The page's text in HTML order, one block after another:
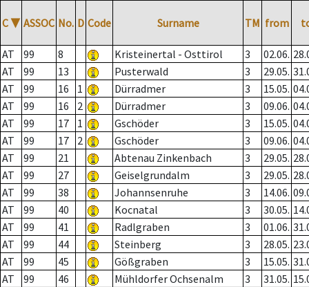
C ▼ ASSOC No. D Code Surname TM from
AT 99 8 Kristeinertal - Osttirol 3 02.06.
AT
99 13 Pusterwald 3 29.05.
AT
99 16 1 Dürradmer 3 15.05.
AT
99 16 2 Dürradmer 3 09.06.
AT
99 17 1 Gschöder 3 15.05.
AT
99 17 2 Gschöder 3 09.06.
AT
99 21 Abtenau Zinkenbach 3 29.05.
AT
99 27 Geiselgrundalm 3 29.05.
AT
99 38 Johannsenruhe 3 14.06.
AT
99 40 Kocnatal 3 30.05.
AT
99 41 Radlgraben 3 01.06.
AT
99 44 Steinberg 3 28.05.
AT
99 45 Gößgraben 3 15.05.
AT
99 46 Mühldorfer Ochsenalm 3 31.05.